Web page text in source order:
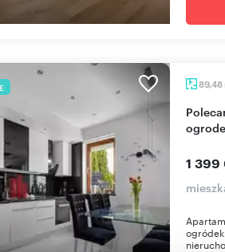
89,48
Polecam! Premium 3-pokojowe mieszkanie z
1 399